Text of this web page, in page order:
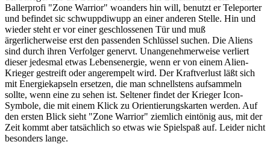
Ballerprofi "Zone Warrior" woanders hin will, benutzt er Teleporter
und befindet sic schwuppdiwupp an einer anderen Stelle. Hin und
wieder steht er vor einer geschlossenen Tür und muß
ärgerlicherweise erst den passenden Schlüssel suchen. Die Aliens
sind durch ihren Verfolger genervt. Unangenehmerweise verliert
dieser jedesmal etwas Lebensenergie, wenn er von einem Alien-
Krieger gestreift oder angerempelt wird. Der Kraftverlust läßt sich
mit Energiekapseln ersetzen, die man schnellstens aufsammeln
sollte, wenn eine zu sehen ist. Seltener findet der Krieger Icon-
Symbole, die mit einem Klick zu Orientierungskarten werden. Auf
den ersten Blick sieht "Zone Warrior" ziemlich eintönig aus, mit der
Zeit kommt aber tatsächlich so etwas wie Spielspaß auf. Leider nicht
besonders lange.